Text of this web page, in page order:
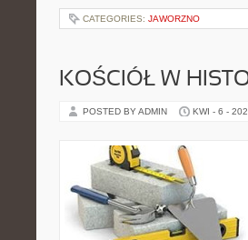
CATEGORIES: JAWORZNO
KOŚCIÓŁ W
POSTED BY ADMIN KWI - 6 -